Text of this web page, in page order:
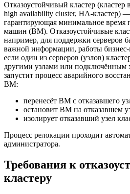
Отказоустойчивый кластер (кластер
high availability cluster, HA-кластер)
гарантирующая минимальное время
машин (ВМ). Отказоустойчивые
например, для поддержки серверов
важной информации, работы
если один из серверов (узлов)
другими узлами или подключённым
запустит процесс аварийного
ВМ:
перенесёт ВМ с отказавшего
остановит ВМ на отказавшем
изолирует отказавший узел
Процесс релокации проходит
администратора.
Требования к
кластеру